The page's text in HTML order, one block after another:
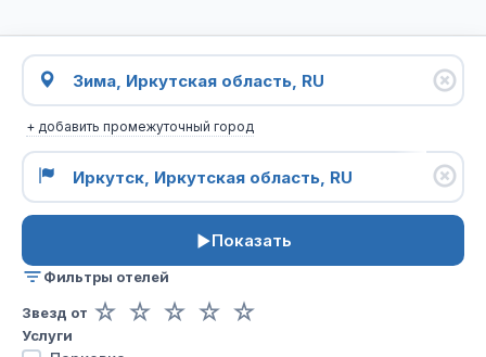
+ добавить промежуточный город
Показать
Фильтры отелей
Звезд от ☆ ☆ ☆ ☆ ☆
Услуги